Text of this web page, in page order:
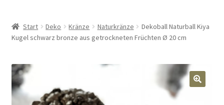
Deko
Textilien
öffnen
Kränze
Start Deko Kränze Naturkränze
Dekoball Naturball Kiya
Kugel schwarz bronze aus getrockneten Früchten Ø 20 cm